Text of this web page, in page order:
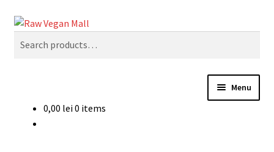
Skip
navigation
Skip
Search
Menu
0,00 lei0 items